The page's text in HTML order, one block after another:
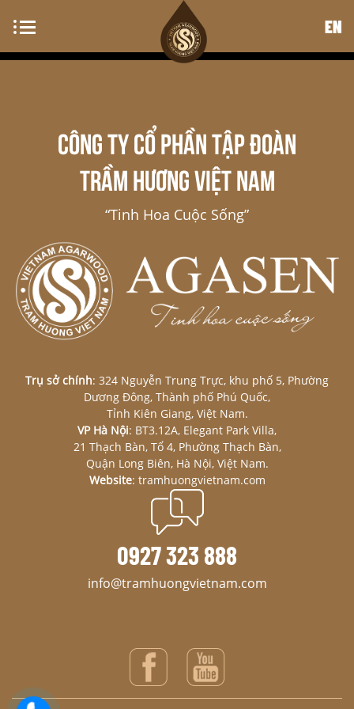
EN
CÔNG TY CỔ PHẦN TẬP ĐOÀN
TRẦM HƯƠNG VIỆT NAM
“Tinh Hoa Cuộc Sống”
Trụ sở chính: 324 Nguyễn Trung Trực, khu phố 5, Phường
Dương Đông, Thành phố Phú Quốc,
Tỉnh Kiên Giang, Việt Nam.
VP Hà Nội: BT3.12A, Elegant Park Villa,
21 Thạch Bàn, Tổ 4, Phường Thạch Bàn,
Quận Long Biên, Hà Nội, Việt Nam.
Website: tramhuongvietnam.com
0927 323 888
info@tramhuongvietnam.com